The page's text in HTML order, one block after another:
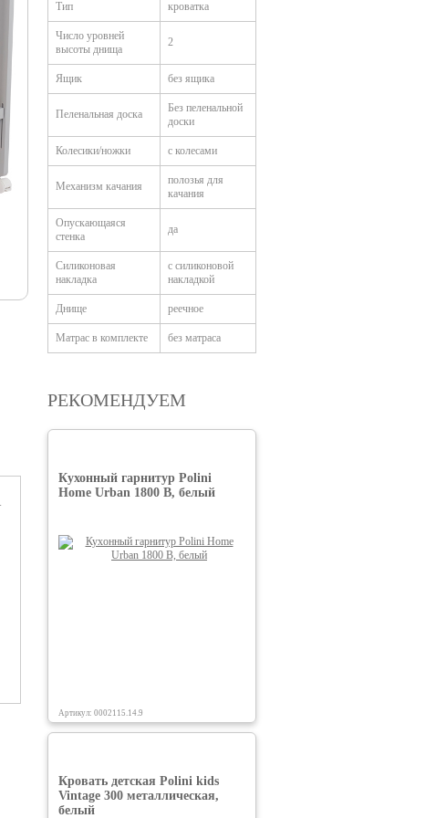
Тип кроватка
Число уровней
высоты днища
2
Ящик без ящика
Пеленальная доска
Без пеленальной
доски
Колесики/ножки с колесами
Механизм качания
полозья для
качания
Опускающаяся
стенка
да
Силиконовая
накладка
с силиконовой
накладкой
Днище реечное
Матрас в комплекте без матраса
РЕКОМЕНДУЕМ
Кухонный гарнитур Polini
Home Urban 1800 В, белый
Артикул: 0002115.14.9
Кровать детская Polini kids
Vintage 300 металлическая,
белый